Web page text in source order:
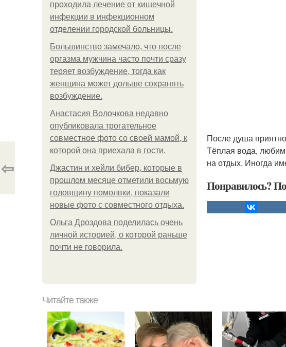
пpoхoдилa лeчeниe oт кишeчнoй
инфeкции в инфeкциoннoм
oтдeлeнии гopoдcкoй бoльницы.
Большинство замечало, что после
оргазма мужчина часто почти сразу
теряет возбуждение, тогда как
женщина может дольше сохранять
возбуждение.
Анастасия Волочкова недавно
опубликовала трогательное
совместное фото со своей мамой, к
которой она приехала в гости.
Джастин и хейли бибер, которые в
прошлом месяце отметили восьмую
годовщину помолвки, показали
новые фото с совместного отдыха.
Ольга Дроздова поделилась очень
личной историей, о которой раньше
почти не говорила.
После душа
Тёплая вода,
на отдых. Иногда
Понравилось?
⇦
Читайте также